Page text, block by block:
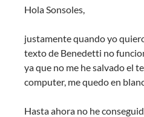
Hola Sonsoles,
justamente quando yo
texto de Benedetti no
ya que no me he salvado el
computer, me quedo en
Hasta ahora no he